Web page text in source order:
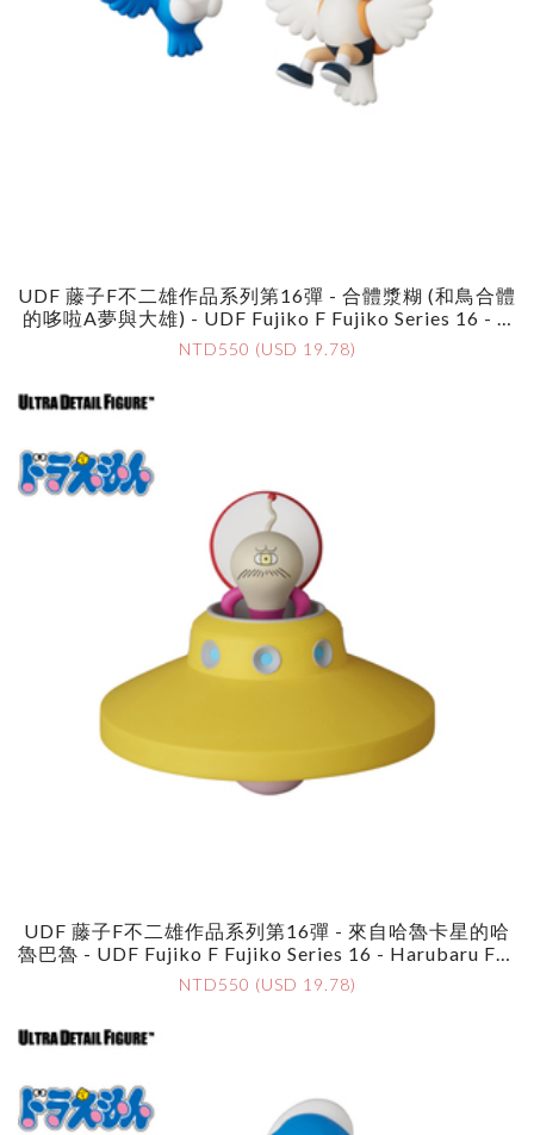
UDF 藤子F不二雄作品系列第16彈 - 合體漿糊 (和鳥合體
的哆啦A夢與大雄) - UDF Fujiko F Fujiko Series 16 - G
Attai Glue
NTD550 (USD 19.78)
UDF 藤子F不二雄作品系列第16彈 - 來自哈魯卡星的哈
魯巴魯 - UDF Fujiko F Fujiko Series 16 - Harubaru Fro
M Haruka Star
NTD550 (USD 19.78)